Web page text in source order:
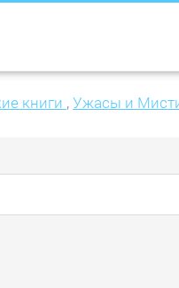
книги ,Ужасы и